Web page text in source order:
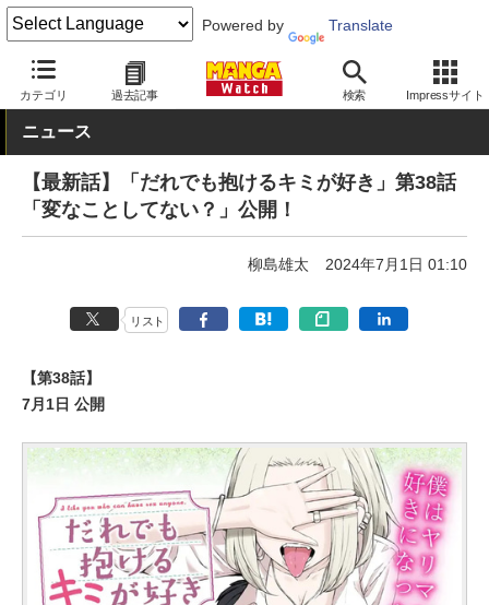
Powered by Translate
カテゴリ 過去記事 検索 Impressサイト
MANGA Watch 青年
ニュース
【最新話】「だれでも抱けるキミが好き」第38話
「変なことしてない？」公開！
柳島雄太 2024年7月1日 01:10
リスト
【第38話】
7月1日 公開